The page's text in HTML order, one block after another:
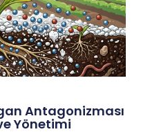
Antagonizması
Yönetimi